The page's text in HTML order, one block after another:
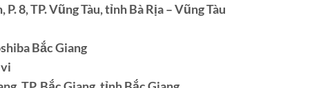
8, TP. Vũng Tàu, tỉnh Bà Rịa – Vũng Tàu
Bắc Giang